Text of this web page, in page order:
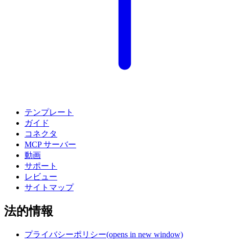
テンプレート
ガイド
コネクタ
MCP サーバー
動画
サポート
レビュー
サイトマップ
法的情報
プライバシーポリシー(opens in new window)